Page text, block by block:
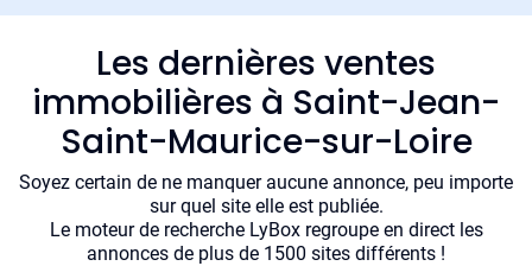
Les dernières ventes
immobilières à Saint-Jean-
Saint-Maurice-sur-Loire
Soyez certain de ne manquer aucune annonce, peu importe
sur quel site elle est publiée.
Le moteur de recherche LyBox regroupe en direct les
annonces de plus de 1500 sites différents !